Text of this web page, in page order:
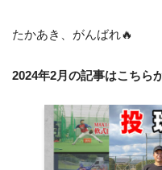
たかあき、がんばれ🔥
2024年2月の記事はこちら